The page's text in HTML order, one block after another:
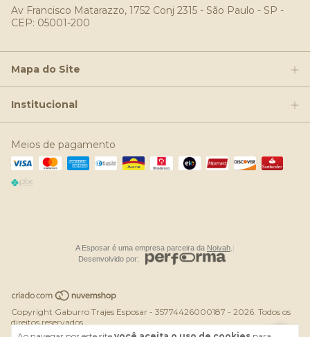
Av Francisco Matarazzo, 1752 Conj 2315 - São Paulo - SP -
CEP: 05001-200
Mapa do Site
Institucional
Meios de pagamento
A Esposar é uma empresa parceira da Noivah
Desenvolvido por:
Copyright Gaburro Trajes Esposar - 35774426000187 - 2026. Todos os
direitos reservados.